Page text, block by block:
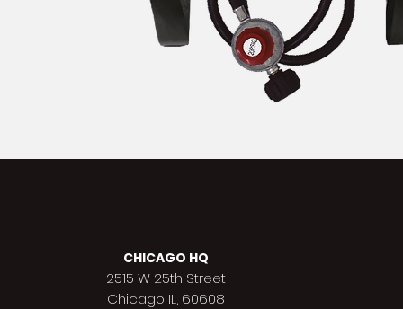
CHICAGO HQ
2515 W 25th Street
Chicago IL, 60608